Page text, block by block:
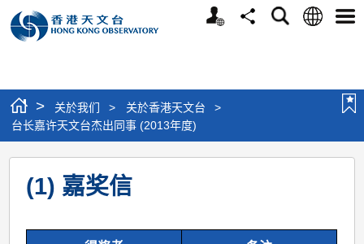
个
分
搜
语
选
> 关於我们 > 关於香港天文台
>
台长嘉许天文台杰出同事 (2013年度)
台
长(1) 嘉奖信